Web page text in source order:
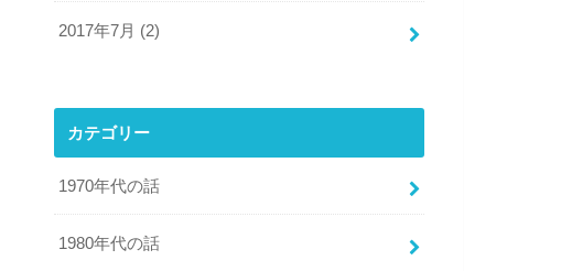
2017年7月 (2)
カテゴリー
1970年代の話
1980年代の話